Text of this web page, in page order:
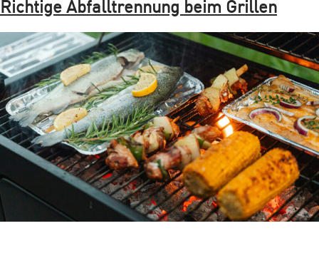
Richtige Abfalltrennung beim Grillen